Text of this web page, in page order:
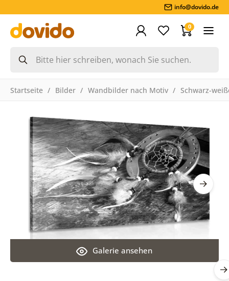
info@dovido.de
0
Startseite Bilder Wandbilder nach Motiv Schwarz-
Galerie ansehen